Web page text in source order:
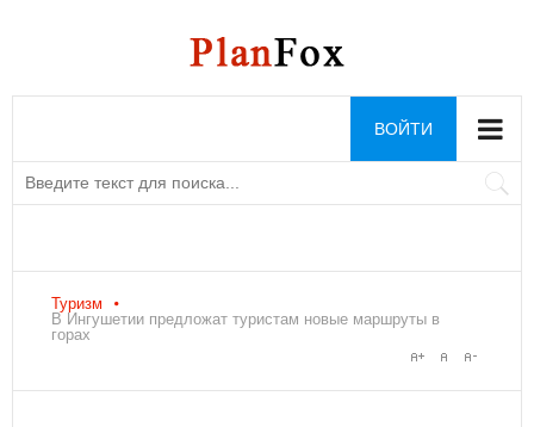
ВОЙТИ
Туризм
В Ингушетии предложат туристам новые маршруты в
горах